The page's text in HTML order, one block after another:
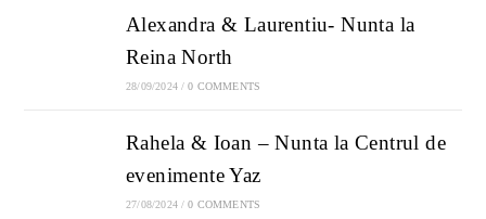
Alexandra & Laurentiu- Nunta la
Reina North
28/09/2024 / 0 COMMENTS
Rahela & Ioan – Nunta la Centrul de
evenimente Yaz
27/08/2024 / 0 COMMENTS